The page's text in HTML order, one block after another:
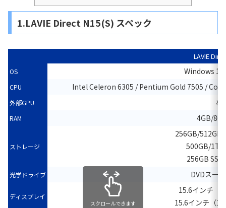
1.LAVIE Direct N15(S) スペック
LAVIE
OS Windows
CPU Intel Celeron 6305 / Pentium Gold 7505 /
外部GPU な
RAM 4GB/
ストレージ
256GB/512GB/
500GB/
256GB
光学ドライブ DVDスー
ディスプレイ
15.6インチ（
15.6インチ（
スクロールできます